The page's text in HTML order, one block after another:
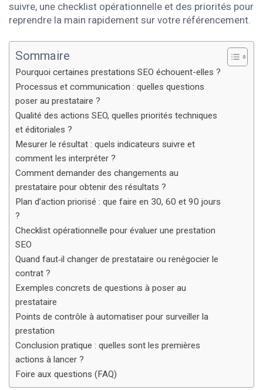
suivre, une checklist opérationnelle et des priorités pour
reprendre la main rapidement sur votre référencement.
Sommaire
Pourquoi certaines prestations SEO échouent-elles ?
Processus et communication : quelles questions
poser au prestataire ?
Qualité des actions SEO, quelles priorités techniques
et éditoriales ?
Mesurer le résultat : quels indicateurs suivre et
comment les interpréter ?
Comment demander des changements au
prestataire pour obtenir des résultats ?
Plan d’action priorisé : que faire en 30, 60 et 90 jours
?
Checklist opérationnelle pour évaluer une prestation
SEO
Quand faut‑il changer de prestataire ou renégocier le
contrat ?
Exemples concrets de questions à poser au
prestataire
Points de contrôle à automatiser pour surveiller la
prestation
Conclusion pratique : quelles sont les premières
actions à lancer ?
Foire aux questions (FAQ)